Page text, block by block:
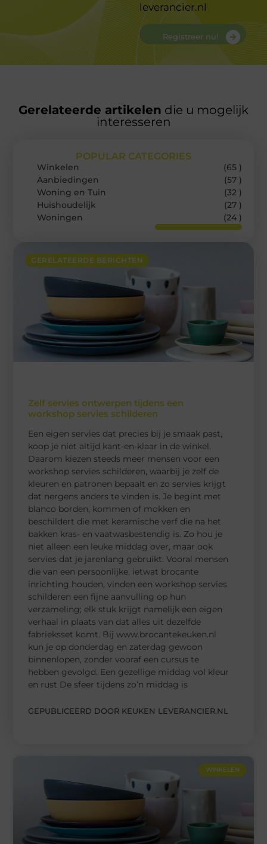
leverancier.nl
Registreer nu!
Gerelateerde artikelen die u mogelijk
interesseren
GERELATEERDE BERICHTEN
Zelf servies ontwerpen tijdens een
workshop servies schilderen
Een eigen servies dat precies bij je smaak past,
koop je niet altijd kant-en-klaar in de winkel.
Daarom kiezen steeds meer mensen voor een
workshop servies schilderen, waarbij je zelf de
kleuren en patronen bepaalt en zo servies krijgt
dat nergens anders te vinden is. Je begint met
blanco borden, kommen of mokken en
beschildert die met keramische verf die na het
bakken kras- en vaatwasbestendig is. Zo hou je
niet alleen een leuke middag over, maar ook
servies dat je jarenlang gebruikt. Vooral mensen
die van een persoonlijke, ietwat brocante
inrichting houden, vinden een workshop servies
schilderen een fijne aanvulling op hun
verzameling; elk stuk krijgt namelijk een eigen
verhaal in plaats van dat alles uit dezelfde
fabrieksset komt. Bij www.brocantekeuken.nl
kun je op donderdag en zaterdag gewoon
binnenlopen, zonder vooraf een cursus te
hebben gevolgd. Een gezellige middag vol kleur
en rust De sfeer tijdens zo’n middag is
GEPUBLICEERD DOOR KEUKEN LEVERANCIER.NL
POPULAR CATEGORIES
Winkelen
(65 )
Aanbiedingen
(57 )
Woning en Tuin
(32 )
Huishoudelijk
(27 )
Woningen
(24 )
WINKELEN